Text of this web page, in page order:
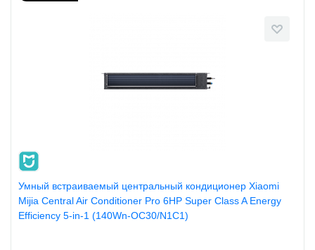
Умный встраиваемый центральный кондиционер Xiaomi
Mijia Central Air Conditioner Pro 6HP Super Class A Energy
Efficiency 5-in-1 (140Wn-OC30/N1C1)